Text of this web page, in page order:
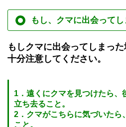
もし、クマに出会ってし
もしクマに出会ってしまっ
十分注意してください。
1．遠くにクマを見つけたら、
立ち去ること。
2．クマがこちらに気づいたら
こと。